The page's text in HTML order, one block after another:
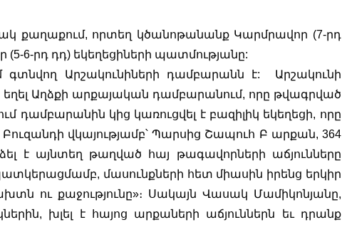
քաղաքում, որտեղ կծանոթանանք Կարմրավոր (7-րդ
6-րդ դդ) եկեղեցիների պատմությանը:
Արշակունիների դամբարանն է:  Արշակունի
Աղձքի արքայական դամբարանում, որը թվագրված
դամբարանին կից կառուցվել է բազիլիկ եկեղեցի, որը
վկայությամբ՝ Պարսից Շապուհ Բ արքան, 364
է այնտեղ թաղված հայ թագավորների աճյունները
մասունքների հետ միասին իրենց երկիր
ու քաջությունը»։ Սակայն Վասակ Մամիկոնյանը,
խլել է հայոց արքաների աճյուններն եւ դրանք